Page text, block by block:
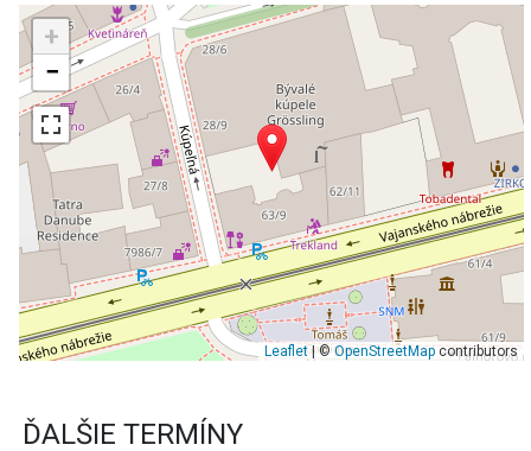
Leaflet| © OpenStreetMap contributors
ĎALŠIE TERMÍNY
06. 08.
Štvrtok
CELÝ DEŇ
Bratislava-Staré
Mesto
Slovenské múzeum
dizajnu
Bratislava-Staré